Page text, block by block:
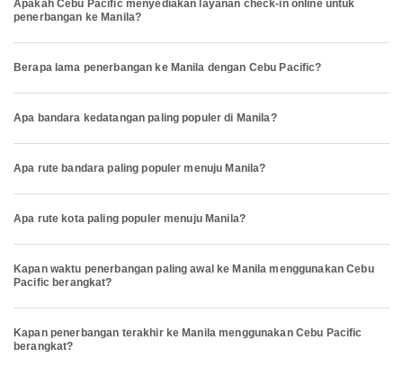
Apakah Cebu Pacific menyediakan layanan check-in online untuk
penerbangan ke Manila?
Berapa lama penerbangan ke Manila dengan Cebu Pacific?
Apa bandara kedatangan paling populer di Manila?
Apa rute bandara paling populer menuju Manila?
Apa rute kota paling populer menuju Manila?
Kapan waktu penerbangan paling awal ke Manila menggunakan Cebu
Pacific berangkat?
Kapan penerbangan terakhir ke Manila menggunakan Cebu Pacific
berangkat?